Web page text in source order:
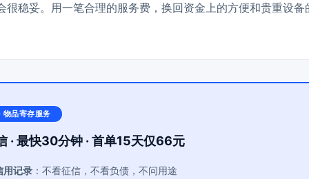
很稳妥。用一笔合理的服务费，换回资金上的方便和贵重设备
物品寄存服务
· 最快30分钟 · 首单15天仅66元
用记录 ：不看征信，不看负债，不问用途